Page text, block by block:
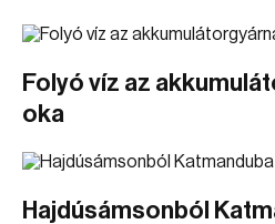
Folyó víz az
oka
Hajdúsámsonból